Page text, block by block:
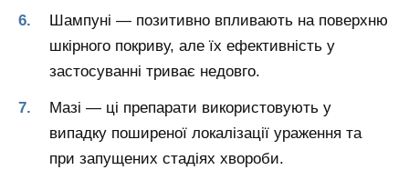
Шампуні — позитивно впливають на поверхню
шкірного покриву, але їх ефективність у
застосуванні триває недовго.
Мазі — ці препарати використовують у
випадку поширеної локалізації ураження та
при запущених стадіях хвороби.